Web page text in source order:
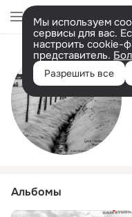
Мы используем
сервисы для вас.
настроить cookie-
представитель.
Разрешить все
Альбомы